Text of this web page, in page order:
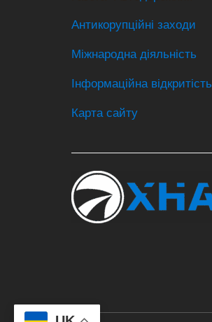
Антикорупційні заходи
Міжнародна діяльність
Інформаційна відкритість
Карта сайту